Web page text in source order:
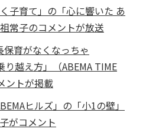
子育て」の「心に響いた あ
常子のコメントが放送
保育がなくなっちゃ
越え方」（ABEMA TIME
ントが掲載
ヒルズ」の「小1の壁」
がコメント